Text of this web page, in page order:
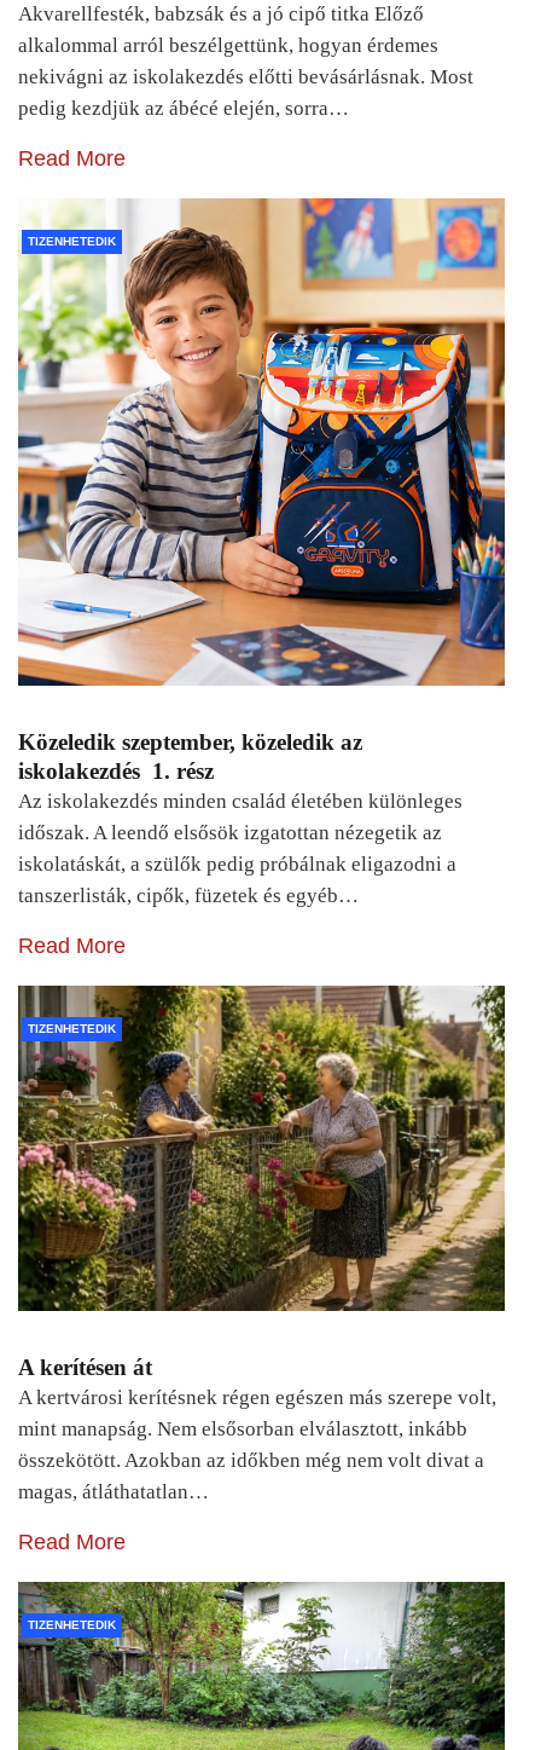
Akvarellfesték, babzsák és a jó cipő titka Előző
alkalommal arról beszélgettünk, hogyan érdemes
nekivágni az iskolakezdés előtti bevásárlásnak. Most
pedig kezdjük az ábécé elején, sorra…
Read More
TIZENHETEDIK
Közeledik szeptember, közeledik az
iskolakezdés 1. rész
Az iskolakezdés minden család életében különleges
időszak. A leendő elsősök izgatottan nézegetik az
iskolatáskát, a szülők pedig próbálnak eligazodni a
tanszerlisták, cipők, füzetek és egyéb…
Read More
TIZENHETEDIK
A kerítésen át
A kertvárosi kerítésnek régen egészen más szerepe volt,
mint manapság. Nem elsősorban elválasztott, inkább
összekötött. Azokban az időkben még nem volt divat a
magas, átláthatatlan…
Read More
TIZENHETEDIK